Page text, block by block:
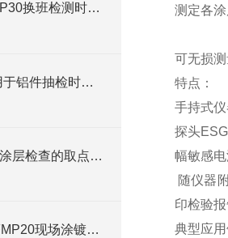
ISOSCOPE DMP30换班检测时怎样说明样品状态
DMP10测厚仪用于铝件抽检时怎样记录基材状态
MP0测厚仪实地涂层检查的取点流程
DUALSCOPE FMP20现场涂镀层复核中的操作要点
测定各
可无损
特点：
手持式
探头
幅敏感
随仪器
印检验
典型应